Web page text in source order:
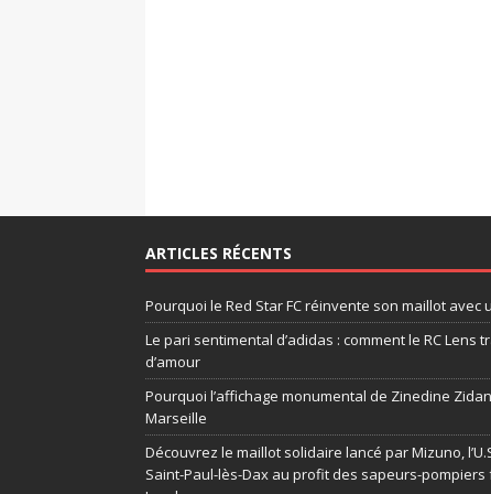
ARTICLES RÉCENTS
Pourquoi le Red Star FC réinvente son maillot
Le pari sentimental d’adidas : comment le RC
d’amour
Pourquoi l’affichage monumental de Zinedine
Marseille
Découvrez le maillot solidaire lancé par Mizuno,
Saint-Paul-lès-Dax au profit des sapeurs-